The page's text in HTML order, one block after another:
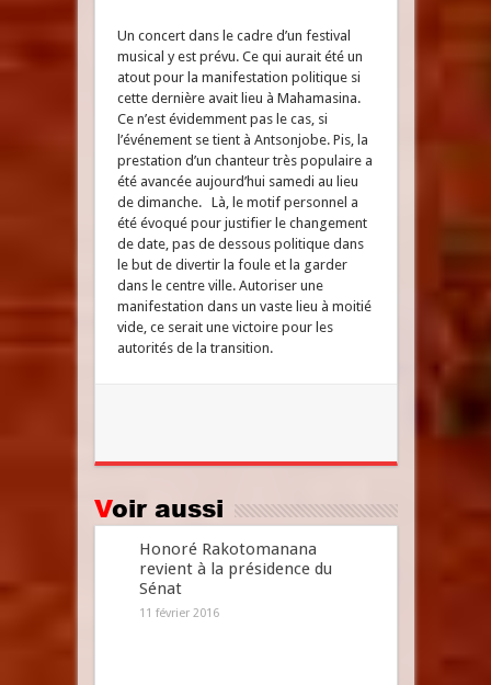
Un concert dans le cadre d’un festival
musical y est prévu. Ce qui aurait été un
atout pour la manifestation politique si
cette dernière avait lieu à Mahamasina.
Ce n’est évidemment pas le cas, si
l’événement se tient à Antsonjobe. Pis, la
prestation d’un chanteur très populaire a
été avancée aujourd’hui samedi au lieu
de dimanche. Là, le motif personnel a
été évoqué pour justifier le changement
de date, pas de dessous politique dans
le but de divertir la foule et la garder
dans le centre ville. Autoriser une
manifestation dans un vaste lieu à moitié
vide, ce serait une victoire pour les
autorités de la transition.
Voir aussi
Honoré Rakotomanana
revient à la présidence du
Sénat
11 février 2016